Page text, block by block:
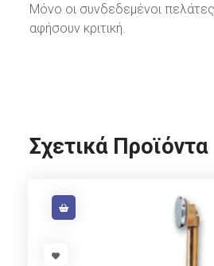
Μόνο οι συνδεδεμένοι
αφήσουν κριτική.
Σχετικά Προϊόντα
VISIT LINK